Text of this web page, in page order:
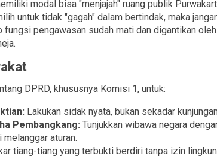
modal bisa "menjajah" ruang publik
untuk tidak "gagah" dalam bertindak, maka
fungsi pengawasan sudah mati dan digantikan
DPRD, khususnya Komisi 1, untuk:
Lakukan sidak nyata, bukan sekadar
Pembangkang: Tunjukkan wibawa negara
aturan.
tiang-tiang yang terbukti berdiri tanpa izin